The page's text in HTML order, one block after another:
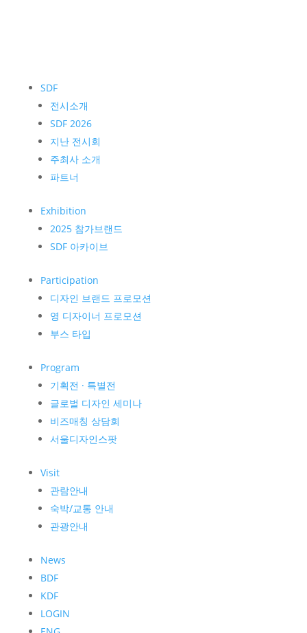
SDF
전시소개
SDF 2026
지난 전시회
주최사 소개
파트너
Exhibition
2025 참가브랜드
SDF 아카이브
Participation
디자인 브랜드 프로모션
영 디자이너 프로모션
부스 타입
Program
기획전 · 특별전
글로벌 디자인 세미나
비즈매칭 상담회
서울디자인스팟
Visit
관람안내
숙박/교통 안내
관광안내
News
BDF
KDF
LOGIN